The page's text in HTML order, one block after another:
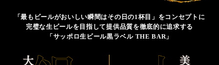
「丸くなるな、☆星になれ。」限定デザイン缶数量限
定発売
サッポロ生ビール黒ラベル THE SHOP
CLUB 黒ラベル
「最もビールがおいしい瞬間はその日の1杯目」をコンセプトに
完璧な生ビールを目指して提供品質を徹底的に追求する
「サッポロ生ビール黒ラベル THE BAR」